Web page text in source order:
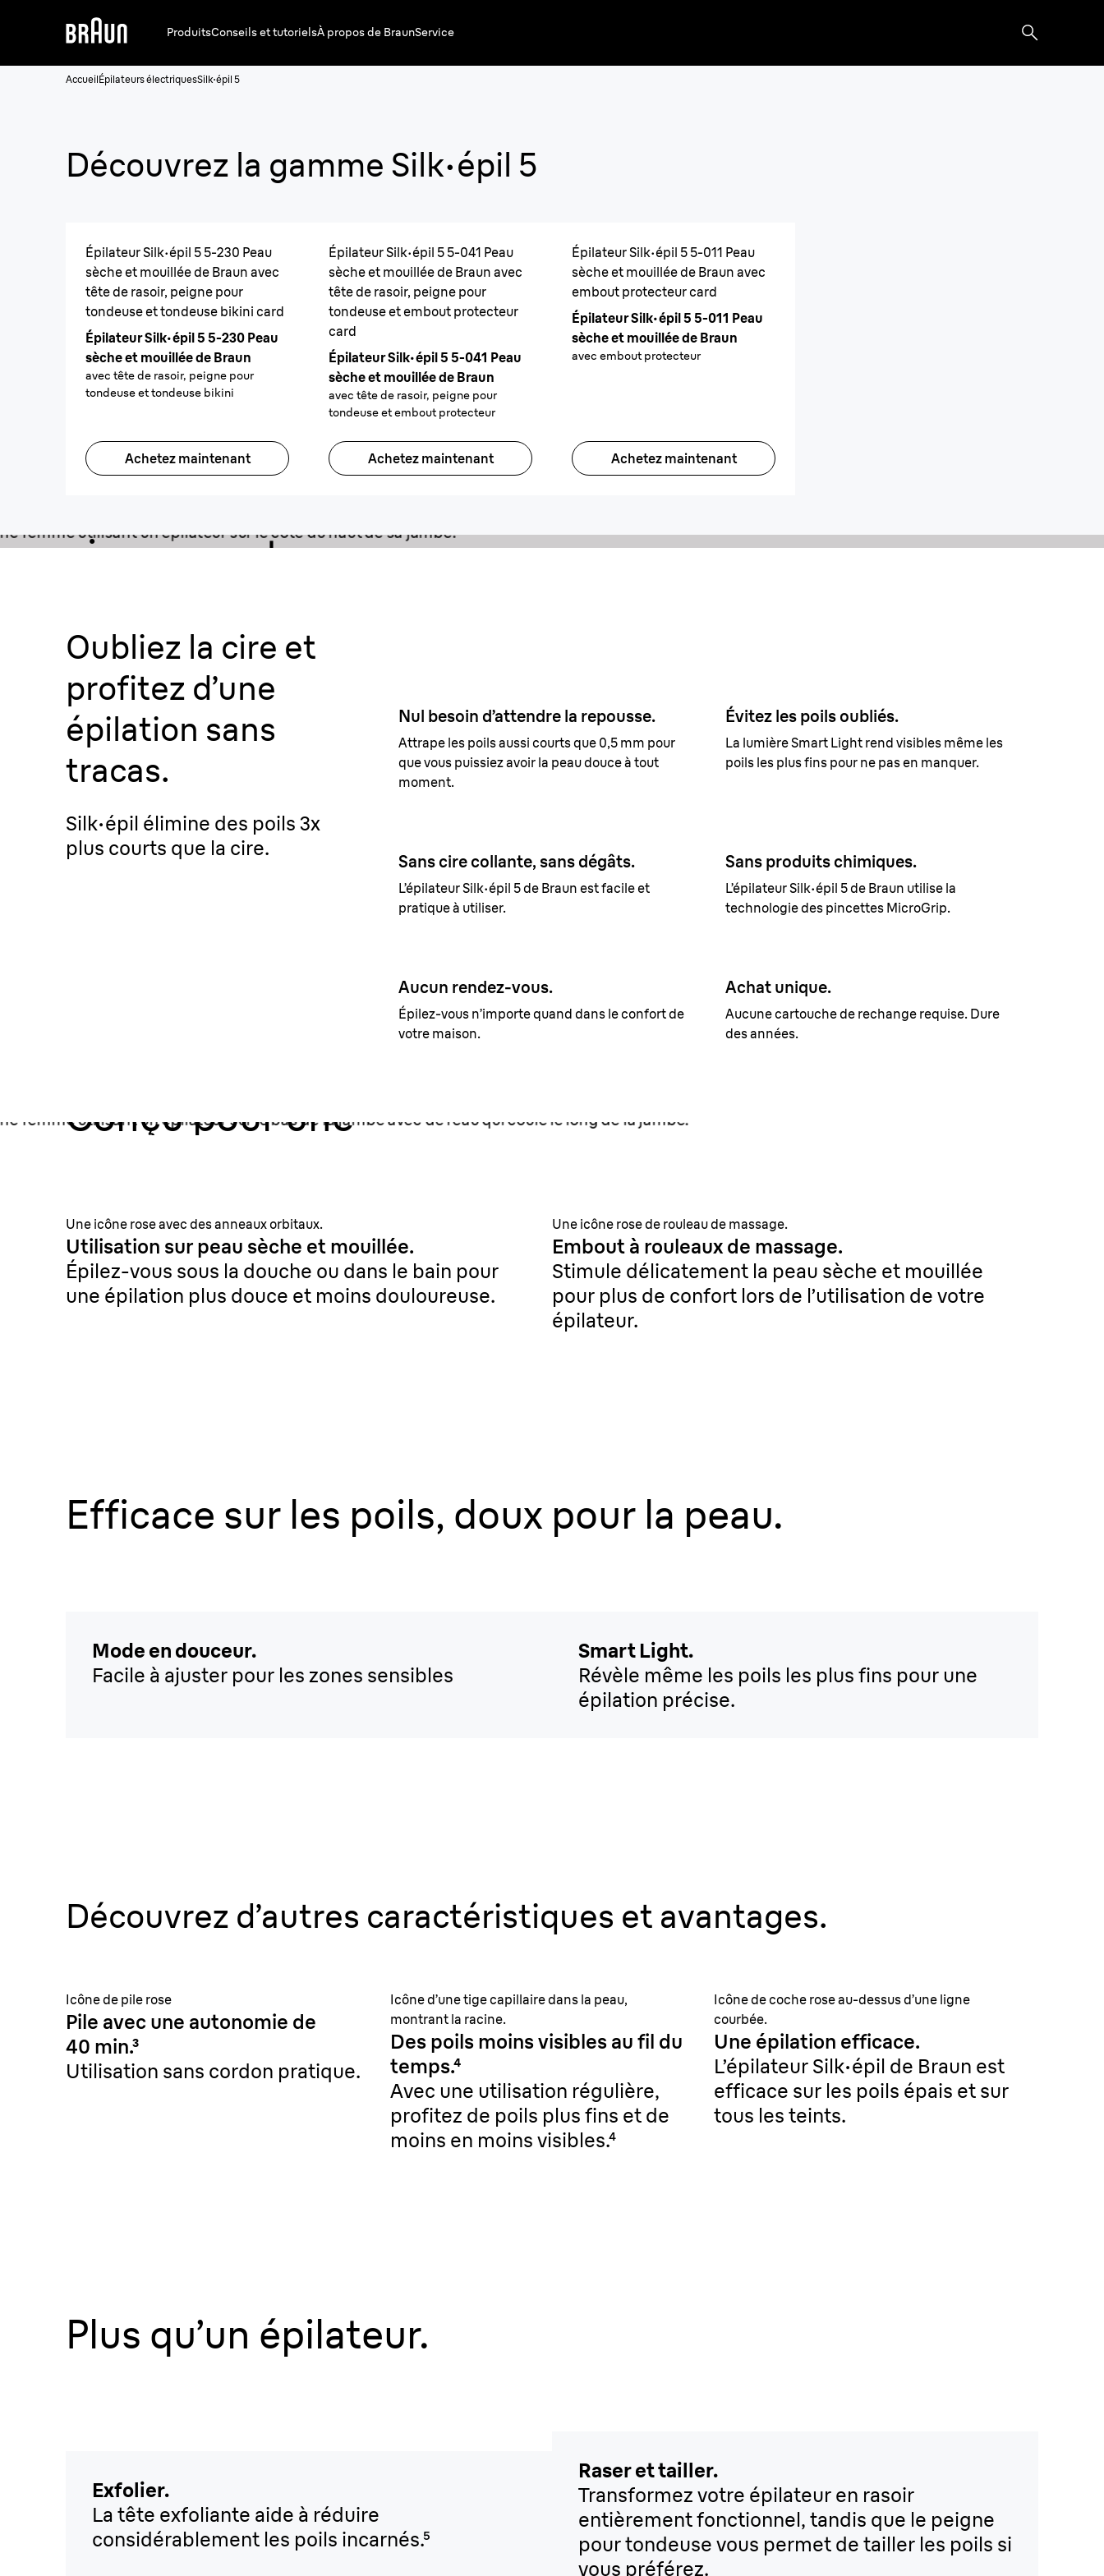
ProduitsConseils et tutorielsÀ propos de BraunService
AccueilÉpilateurs électriquesSilk·épil 5
Découvrez la gamme Silk·épil 5
Épilateur Silk·épil 5 5-230 Peau
sèche et mouillée de Braun avec
tête de rasoir, peigne pour
tondeuse et tondeuse bikini card
Épilateur Silk·épil 5 5-230 Peau
sèche et mouillée de Braun
avec tête de rasoir, peigne pour
tondeuse et tondeuse bikini
Achetez maintenant
Épilateur Silk·épil 5 5-041 Peau
sèche et mouillée de Braun avec
tête de rasoir, peigne pour
tondeuse et embout protecteur
card
Épilateur Silk·épil 5 5-041 Peau
sèche et mouillée de Braun
avec tête de rasoir, peigne pour
tondeuse et embout protecteur
Achetez maintenant
Épilateur Silk·épil 5 5-011 Peau
sèche et mouillée de Braun avec
embout protecteur card
Épilateur Silk·épil 5 5-011 Peau
sèche et mouillée de Braun
avec embout protecteur
Achetez maintenant
Attrape les poils les
cire ne peut pas
sous l’eau.
28 pincettes MicroGrip attrapent des
poils aussi courts que 0,5 mm.
Oubliez la cire et
profitez d’une
épilation sans
tracas.
Silk·épil élimine des poils 3x
plus courts que la cire.
Nul besoin d’attendre la repousse.
Attrape les poils aussi courts que 0,5 mm pour
que vous puissiez avoir la peau douce à tout
moment.
Évitez les poils oubliés.
La lumièreSmart Lightrend visibles même les
poils les plus fins pour ne pas en manquer.
Sans cire collante, sans dégâts.
L’épilateur Silk·épil 5 de Braun est facile et
pratique à utiliser.
Sans produits chimiques.
L’épilateur Silk·épil 5 de Braun utilise la
technologie des pincettes MicroGrip.
Aucun rendez-vous.
Épilez-vous n’importe quand dans le confort de
votre maison.
Achat unique.
Aucune cartouche de rechange requise. Dure
des années.
Conçu pour une
douce.
Une icône rose avec des anneaux orbitaux.
Utilisation sur peau sèche et mouillée.
Épilez-vous sous la douche ou dans le bain pour
une épilation plus douce et moins douloureuse.
Une icône rose de rouleau de massage.
Embout à rouleaux de massage.
Stimule délicatement la peau sèche et mouillée
pour plus de confort lors de l’utilisation de votre
épilateur.
Efficace sur les poils, doux pour la peau.
Mode en douceur.
Facile à ajuster pour les zones sensibles
Smart Light.
Révèle même les poils les plus fins pour une
épilation précise.
Découvrez d’autres caractéristiques et avantages.
Icône de pile rose
Pile avec une autonomie de
40 min.³
Utilisation sans cordon pratique.
Icône d’une tige capillaire dans la peau,
montrant la racine.
Des poils moins visibles au fil du
temps.⁴
Avec une utilisation régulière,
profitez de poils plus fins et de
moins en moins visibles.⁴
Icône de coche rose au-dessus d’une ligne
courbée.
Une épilation efficace.
L’épilateur Silk·épil de Braun est
efficace sur les poils épais et sur
tous les teints.
Plus qu’un épilateur.
Exfolier.
La tête exfoliante aide à réduire
considérablement les poils incarnés.⁵
Raser et tailler.
Transformez votre épilateur en rasoir
entièrement fonctionnel, tandis que le peigne
pour tondeuse vous permet de tailler les poils si
vous préférez.